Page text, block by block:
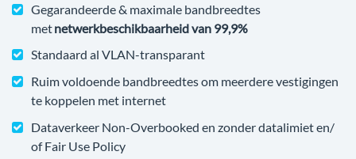
Gegarandeerde & maximale bandbreedtes
metnetwerkbeschikbaarheid van 99,9%
Standaard al VLAN-transparant
Ruim voldoende bandbreedtes om meerdere vestigingen
te koppelen met internet
Dataverkeer Non-Overbooked en zonder datalimiet en/
of Fair Use Policy